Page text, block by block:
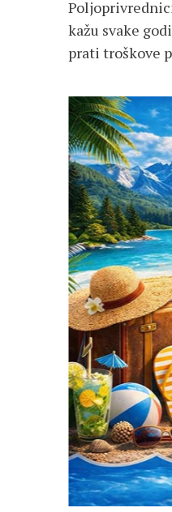
kažu svake
prati troškove